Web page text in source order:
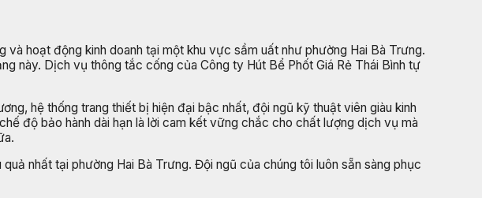
hoạt động kinh doanh tại một khu vực sầm uất như phường Hai Bà Trưng.
này. Dịch vụ thông tắc cống của Công ty Hút Bể Phốt Giá Rẻ Thái Bình tự
hệ thống trang thiết bị hiện đại bậc nhất, đội ngũ kỹ thuật viên giàu kinh
độ bảo hành dài hạn là lời cam kết vững chắc cho chất lượng dịch vụ mà
nhất tại phường Hai Bà Trưng. Đội ngũ của chúng tôi luôn sẵn sàng phục